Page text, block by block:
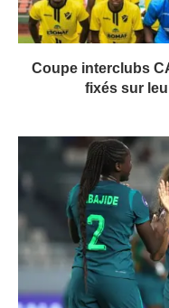
Coupe interclubs
fixés sur